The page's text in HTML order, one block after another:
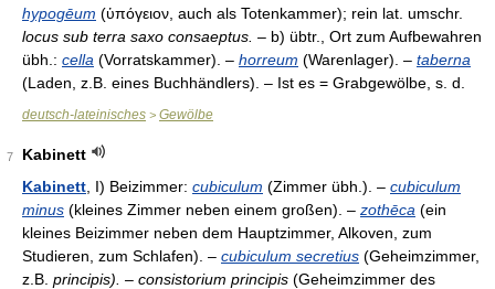
hypogēum (ὑπόγειον, auch als Totenkammer); rein lat. umschr.
locus sub terra saxo consaeptus. – b) übtr., Ort zum Aufbewahren
übh.: cella (Vorratskammer). – horreum (Warenlager). – taberna
(Laden, z.B. eines Buchhändlers). – Ist es = Grabgewölbe, s. d.
deutsch-lateinisches > Gewölbe
7
Kabinett
Kabinett , I) Beizimmer: cubiculum (Zimmer übh.). – cubiculum
minus (kleines Zimmer neben einem großen). – zothēca (ein
kleines Beizimmer neben dem Hauptzimmer, Alkoven, zum
Studieren, zum Schlafen). – cubiculum secretius (Geheimzimmer,
z.B. principis). – consistorium principis (Geheimzimmer des